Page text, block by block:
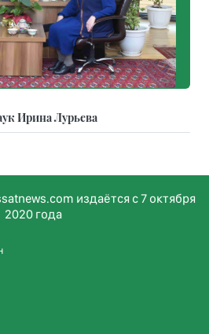
Ирина Лурьева
издаётся с 7 октября
2020 года